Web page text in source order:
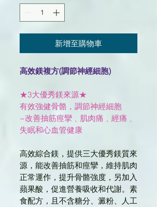
新增至購物車
高效鎂複方(調節神經細胞)
★3大優秀鎂來源★
有效強健骨骼，調節神經細胞
~改善抽筋痙攣﹑肌肉痛﹑經痛﹑
失眠和心血管健康
高效綜合鎂，提供三大優秀鎂質來
源，能改善抽筋和痙攣，維持肌肉
正常運作，提升骨骼強度，另加入
蘋果酸，促進營養吸收和代謝。素
食配方，且不含糖分、澱粉、人工